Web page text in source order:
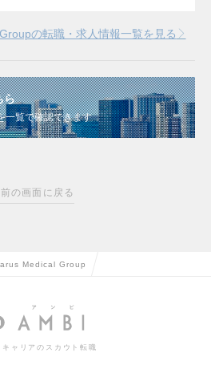
の転職・求人情報一覧を見る
ら
一覧で確認できます
前の画面に戻る
Medical Group
キャリアのスカウト転職